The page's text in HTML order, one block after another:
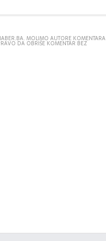
MOLIMO AUTORE KOMENTARA
DA OBRIŠE KOMENTAR BEZ